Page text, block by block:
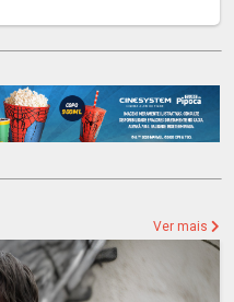
Ver mais